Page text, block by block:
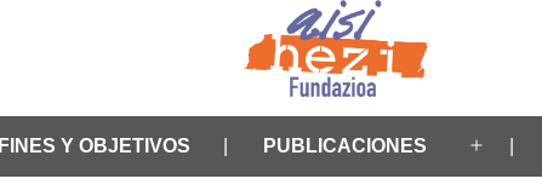
FINES Y OBJETIVOS PUBLICACIONES
Abrir